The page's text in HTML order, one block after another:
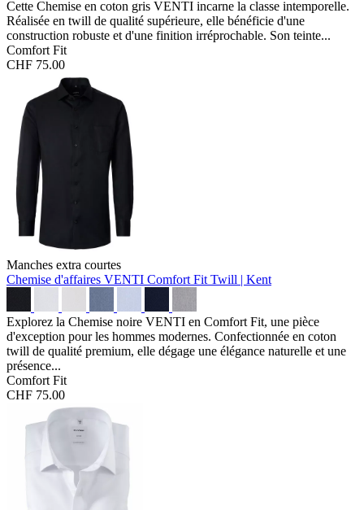
Cette Chemise en coton gris VENTI incarne la classe intemporelle.
Réalisée en twill de qualité supérieure, elle bénéficie d'une
construction robuste et d'une finition irréprochable. Son teinte...
Comfort Fit
CHF 75.00
Manches extra courtes
Chemise d'affaires VENTI Comfort Fit Twill | Kent
Explorez la Chemise noire VENTI en Comfort Fit, une pièce
d'exception pour les hommes modernes. Confectionnée en coton
twill de qualité premium, elle dégage une élégance naturelle et une
présence...
Comfort Fit
CHF 75.00